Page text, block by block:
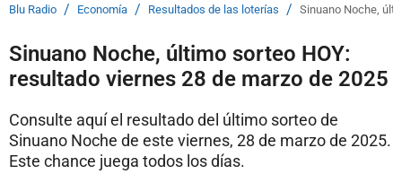
Blu Radio / Economía / Resultados de las loterías / Sinuano Noche,
Sinuano Noche, último sorteo HOY:
resultado viernes 28 de marzo de 2025
Consulte aquí el resultado del último sorteo de
Sinuano Noche de este viernes, 28 de marzo de 2025.
Este chance juega todos los días.